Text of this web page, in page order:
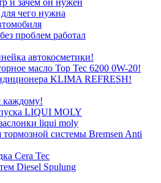
и зачем он нужен
чего нужна
проблем работал
автокосметики!
масло Top Tec 6200 0W-20!
KLIMA REFRESH!
каждому!
LIQUI MOLY
liqui moly
тормозной системы Bremsen Anti
Cera Tec
Diesel Spulung